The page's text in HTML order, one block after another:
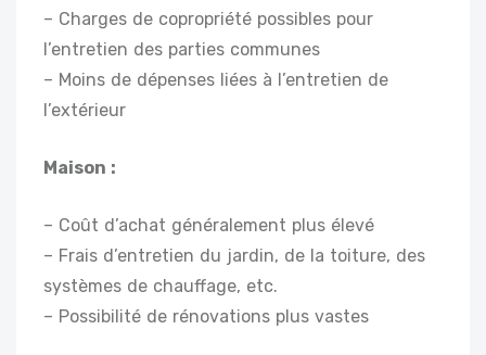
– Charges de copropriété possibles pour
l’entretien des parties communes
– Moins de dépenses liées à l’entretien de
l’extérieur
Maison :
– Coût d’achat généralement plus élevé
– Frais d’entretien du jardin, de la toiture, des
systèmes de chauffage, etc.
– Possibilité de rénovations plus vastes